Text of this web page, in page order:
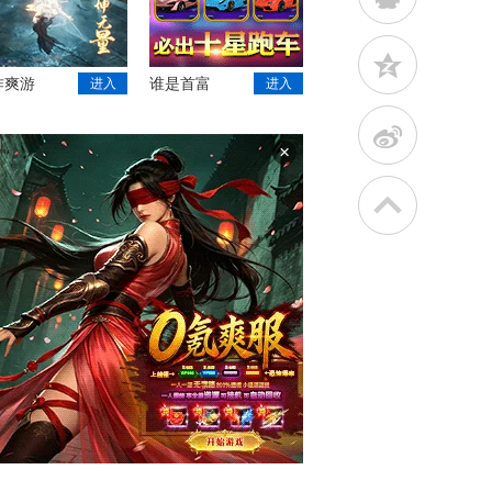
爽游 进入 谁是首富 进入
×
z
t